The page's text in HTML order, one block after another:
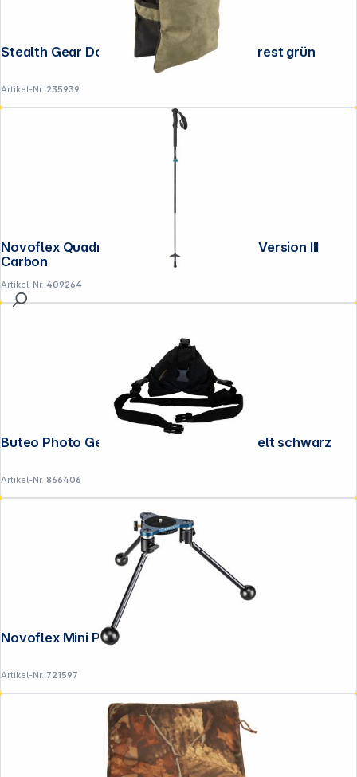
Stealth Gear Doppel-Bohnensack Fox forest grün
Artikel-Nr.:235939
Novoflex QuadroLeg Falt- Wanderstock Version III
Carbon
Artikel-Nr.:409264
Buteo Photo Gear Bean Bag 1 Saddle & Belt schwarz
Artikel-Nr.:866406
Novoflex Mini Pod
Artikel-Nr.:721597